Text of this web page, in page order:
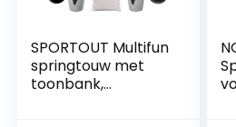
SPORTOUT Multifun
springtouw met
toonbank,